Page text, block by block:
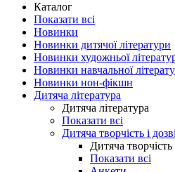
Каталог
Показати всі
Новинки
Новинки дитячої літератури
Новинки художньої
Новинки навчальної
Новинки нон-фікшн
Дитяча література
Дитяча література
Показати всі
Дитяча творчість і
Дитяча творчість
Показати всі